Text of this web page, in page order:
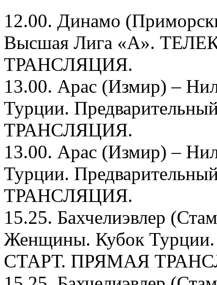
12.00. Динамо
Высшая Лига «А».
ТРАНСЛЯЦИЯ.
13.00. Арас (Измир) –
Турции.
ТРАНСЛЯЦИЯ.
13.00. Арас (Измир) –
Турции.
ТРАНСЛЯЦИЯ.
15.25. Бахчелиэвлер
Женщины. Кубок Турции.
СТАРТ. ПРЯМАЯ